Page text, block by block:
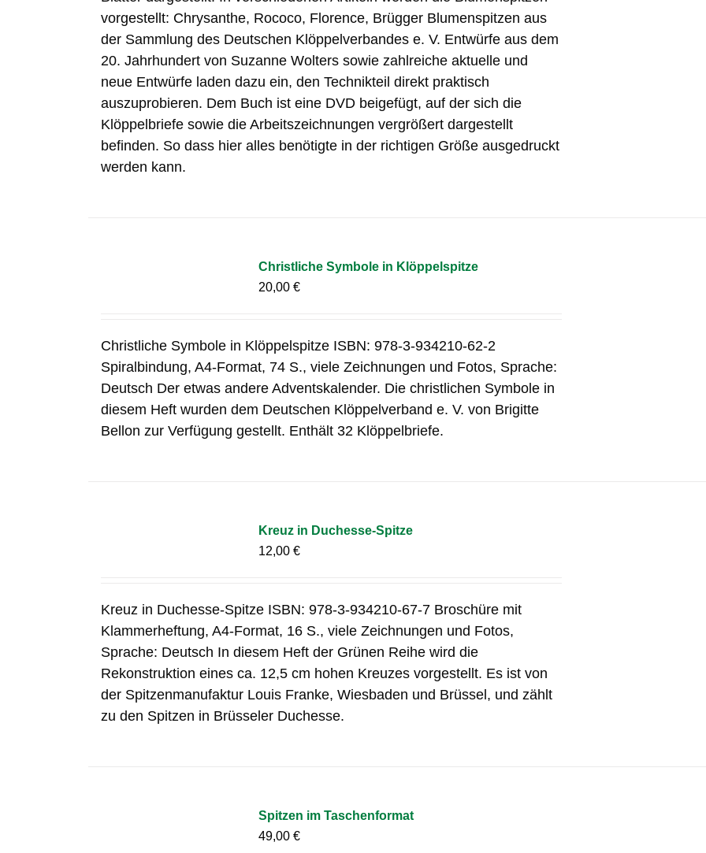
vorgestellt: Chrysanthe, Rococo, Florence, Brügger Blumenspitzen aus
der Sammlung des Deutschen Klöppelverbandes e. V. Entwürfe aus dem
20. Jahrhundert von Suzanne Wolters sowie zahlreiche aktuelle und
neue Entwürfe laden dazu ein, den Technikteil direkt praktisch
auszuprobieren. Dem Buch ist eine DVD beigefügt, auf der sich die
Klöppelbriefe sowie die Arbeitszeichnungen vergrößert dargestellt
befinden. So dass hier alles benötigte in der richtigen Größe ausgedruckt
werden kann.
Christliche Symbole in Klöppelspitze
20,00€
Christliche Symbole in Klöppelspitze ISBN: 978-3-934210-62-2
Spiralbindung, A4-Format, 74 S., viele Zeichnungen und Fotos, Sprache:
Deutsch Der etwas andere Adventskalender. Die christlichen Symbole in
diesem Heft wurden dem Deutschen Klöppelverband e. V. von Brigitte
Bellon zur Verfügung gestellt. Enthält 32 Klöppelbriefe.
Kreuz in Duchesse-Spitze
12,00€
Kreuz in Duchesse-Spitze ISBN: 978-3-934210-67-7 Broschüre mit
Klammerheftung, A4-Format, 16 S., viele Zeichnungen und Fotos,
Sprache: Deutsch In diesem Heft der Grünen Reihe wird die
Rekonstruktion eines ca. 12,5 cm hohen Kreuzes vorgestellt. Es ist von
der Spitzenmanufaktur Louis Franke, Wiesbaden und Brüssel, und zählt
zu den Spitzen in Brüsseler Duchesse.
Spitzen im Taschenformat
49,00€